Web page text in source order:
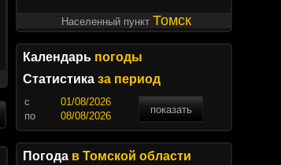
Населенный пункт Томск
Календарь погоды
Статистика за период
c
показать
по
Погода в Томской области